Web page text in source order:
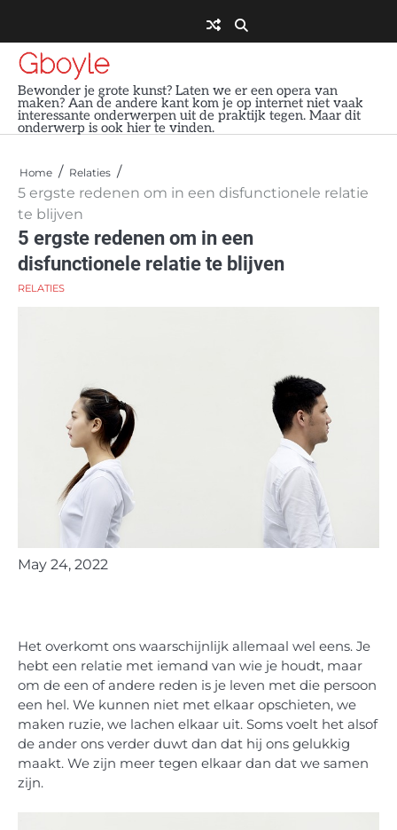
content
Gboyle
Bewonder je grote kunst? Laten we er een opera van
maken? Aan de andere kant kom je op internet niet vaak
interessante onderwerpen uit de praktijk tegen. Maar dit
onderwerp is ook hier te vinden.
Home Relaties
5 ergste redenen om in een disfunctionele relatie
te blijven
5 ergste redenen om in een
disfunctionele relatie te blijven
RELATIES
May 24, 2022
Het overkomt ons waarschijnlijk allemaal wel eens. Je
hebt een relatie met iemand van wie je houdt, maar
om de een of andere reden is je leven met die persoon
een hel. We kunnen niet met elkaar opschieten, we
maken ruzie, we lachen elkaar uit. Soms voelt het alsof
de ander ons verder duwt dan dat hij ons gelukkig
maakt. We zijn meer tegen elkaar dan dat we samen
zijn.